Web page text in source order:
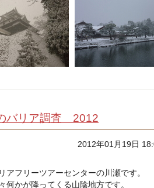
バリア調査 2012
2012年01月19日
アフリーツアーセンターの川瀬です。
何かが降ってくる山陰地方です。